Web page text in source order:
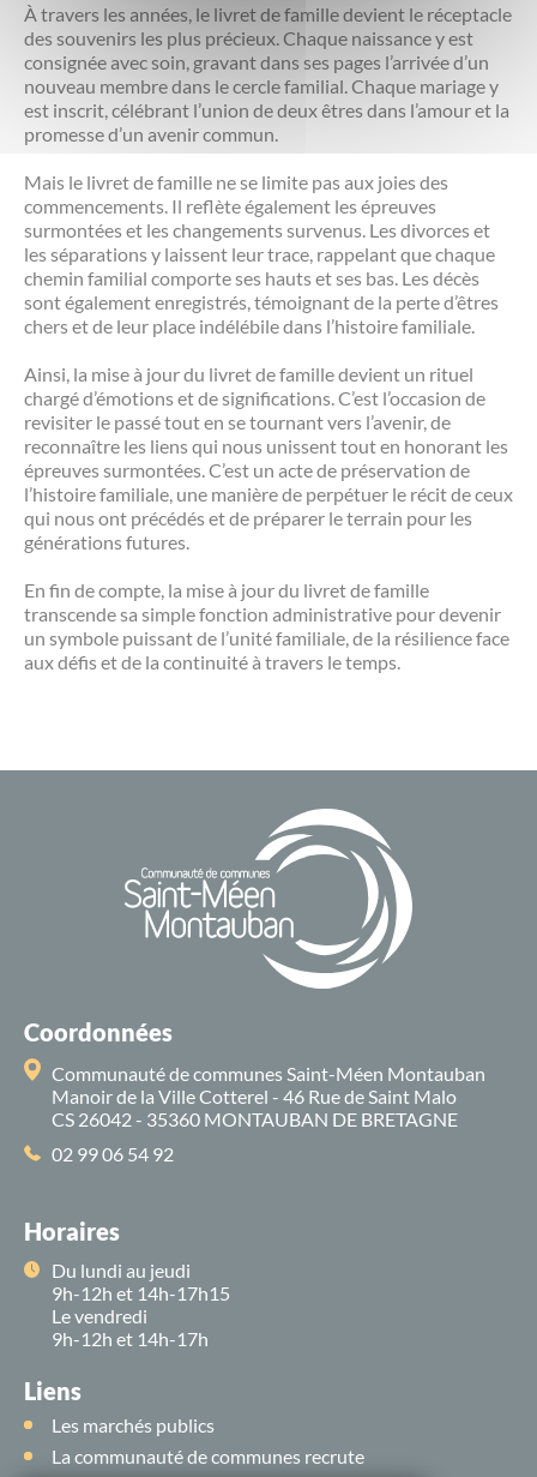
À travers les années, le livret de famille devient le réceptacle
des souvenirs les plus précieux. Chaque naissance y est
consignée avec soin, gravant dans ses pages l’arrivée d’un
nouveau membre dans le cercle familial. Chaque mariage y
est inscrit, célébrant l’union de deux êtres dans l’amour et la
promesse d’un avenir commun.
Mais le livret de famille ne se limite pas aux joies des
commencements. Il reflète également les épreuves
surmontées et les changements survenus. Les divorces et
les séparations y laissent leur trace, rappelant que chaque
chemin familial comporte ses hauts et ses bas. Les décès
sont également enregistrés, témoignant de la perte d’êtres
chers et de leur place indélébile dans l’histoire familiale.
Ainsi, la mise à jour du livret de famille devient un rituel
chargé d’émotions et de significations. C’est l’occasion de
revisiter le passé tout en se tournant vers l’avenir, de
reconnaître les liens qui nous unissent tout en honorant les
épreuves surmontées. C’est un acte de préservation de
l’histoire familiale, une manière de perpétuer le récit de ceux
qui nous ont précédés et de préparer le terrain pour les
générations futures.
En fin de compte, la mise à jour du livret de famille
transcende sa simple fonction administrative pour devenir
un symbole puissant de l’unité familiale, de la résilience face
aux défis et de la continuité à travers le temps.
Coordonnées
Communauté de communes Saint-Méen Montauban
Manoir de la Ville Cotterel - 46 Rue de Saint Malo
CS 26042 - 35360 MONTAUBAN DE BRETAGNE
02 99 06 54 92
Horaires
Du lundi au jeudi
9h-12h et 14h-17h15
Le vendredi
9h-12h et 14h-17h
Liens
Les marchés publics
La communauté de communes recrute